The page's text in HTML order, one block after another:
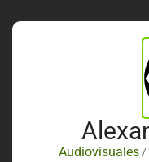
Audiovisuales/